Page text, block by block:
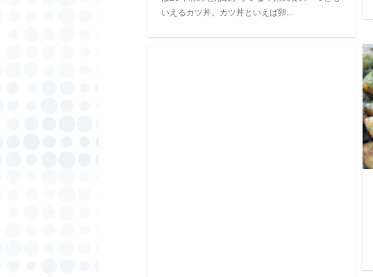
いえるカツ丼。カツ丼といえば卵…